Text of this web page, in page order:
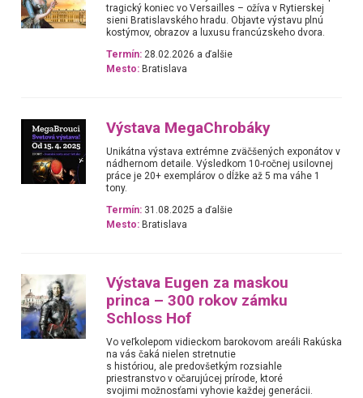
tragický koniec vo Versailles – ožíva v Rytierskej
sieni Bratislavského hradu. Objavte výstavu plnú
kostýmov, obrazov a luxusu francúzskeho dvora.
Termín: 28.02.2026 a ďalšie
Mesto: Bratislava
Výstava MegaChrobáky
Unikátna výstava extrémne zväčšených exponátov v
nádhernom detaile. Výsledkom 10-ročnej usilovnej
práce je 20+ exemplárov o dĺžke až 5 ma váhe 1
tony.
Termín: 31.08.2025 a ďalšie
Mesto: Bratislava
Výstava Eugen za maskou
princa – 300 rokov zámku
Schloss Hof
Vo veľkolepom vidieckom barokovom areáli Rakúska
na vás čaká nielen stretnutie
s históriou, ale predovšetkým rozsiahle
priestranstvo v očarujúcej prírode, ktoré
svojimi možnosťami vyhovie každej generácii.